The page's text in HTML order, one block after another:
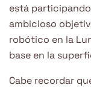
está
ambicioso
robótico en la
base en la
Cabe recordar